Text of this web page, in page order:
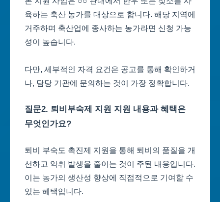
육하는 축산 농가를 대상으로 합니다. 해당 지역에
거주하며 축산업에 종사하는 농가라면 신청 가능
성이 높습니다.
다만, 세부적인 자격 요건은 공고를 통해 확인하거
나, 담당 기관에 문의하는 것이 가장 정확합니다.
질문2. 퇴비부숙제 지원 지원 내용과 혜택은
무엇인가요?
퇴비 부숙도 촉진제 지원을 통해 퇴비의 품질을 개
선하고 악취 발생을 줄이는 것이 주된 내용입니다.
이는 농가의 생산성 향상에 직접적으로 기여할 수
있는 혜택입니다.